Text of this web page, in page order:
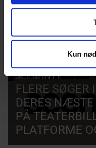
Kun
SCENITNYT
FLERE SØGER
DERES
PÅ
PLATFORME